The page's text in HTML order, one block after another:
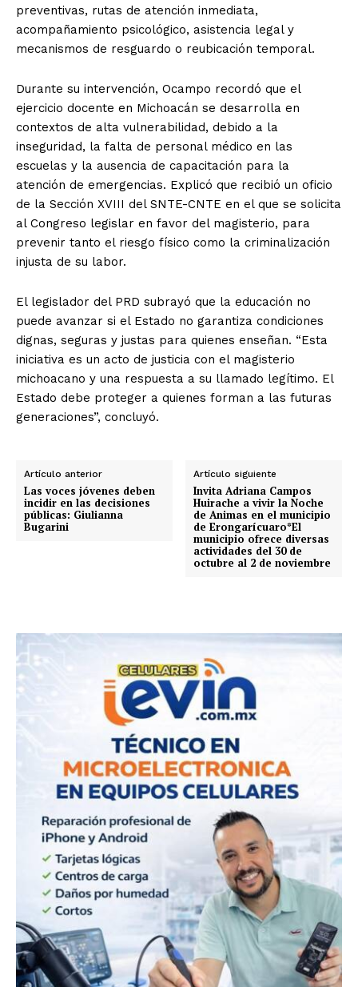
preventivas, rutas de atención inmediata,
acompañamiento psicológico, asistencia legal y
mecanismos de resguardo o reubicación temporal.
Durante su intervención, Ocampo recordó que el
ejercicio docente en Michoacán se desarrolla en
contextos de alta vulnerabilidad, debido a la
inseguridad, la falta de personal médico en las
escuelas y la ausencia de capacitación para la
atención de emergencias. Explicó que recibió un oficio
de la Sección XVIII del SNTE-CNTE en el que se solicita
al Congreso legislar en favor del magisterio, para
prevenir tanto el riesgo físico como la criminalización
injusta de su labor.
El legislador del PRD subrayó que la educación no
puede avanzar si el Estado no garantiza condiciones
dignas, seguras y justas para quienes enseñan. “Esta
iniciativa es un acto de justicia con el magisterio
michoacano y una respuesta a su llamado legítimo. El
Estado debe proteger a quienes forman a las futuras
generaciones”, concluyó.
Artículo anterior
Las voces jóvenes deben
incidir en las decisiones
públicas: Giulianna
Bugarini
Artículo siguiente
Invita Adriana Campos
Huirache a vivir la Noche
de Animas en el municipio
de Erongarícuaro*El
municipio ofrece diversas
actividades del 30 de
octubre al 2 de noviembre